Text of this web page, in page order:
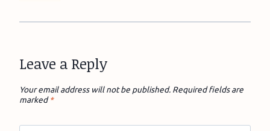
Leave a Reply
Your email address will not be published. Required fields are
marked*